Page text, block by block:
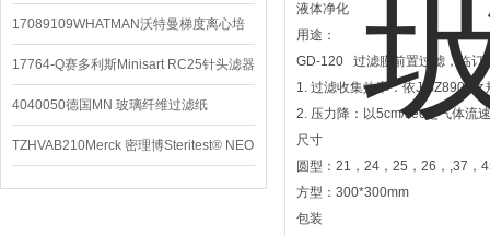
配件
17089109WHATMAN沃特曼梯度离心培
养基
17764-Q赛多利斯Minisart RC25针头滤器
4040050德国MN 玻璃纤维过滤纸
TZHVAB210Merck 密理博Steritest® NEO
设备
液体净化
用途：
GD-120 过滤膜前置过滤，临订
1. 过滤收集效率：依JISZ8901
2. 压力降：以5cm/sec之气体流
尺寸
圆型：21，24，25，26，,37
方型：300*300mm
包装